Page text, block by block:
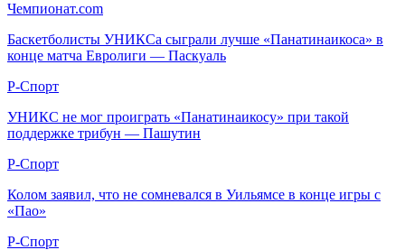
Чемпионат.com
Баскетболисты УНИКСа сыграли лучше «Панатинаикоса» в
конце матча Евролиги — Паскуаль
Р-Спорт
УНИКС не мог проиграть «Панатинаикосу» при такой
поддержке трибун — Пашутин
Р-Спорт
Колом заявил, что не сомневался в Уильямсе в конце игры с
«Пао»
Р-Спорт